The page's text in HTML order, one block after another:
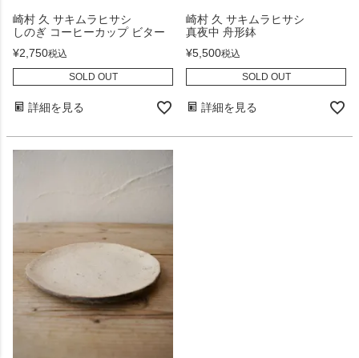
崎村 久 サキムラヒサシ
しのぎ コーヒーカップ ビター
¥2,750税込
SOLD OUT
詳細を見る
崎村 久 サキムラヒサシ
真夜中 舟形鉢
¥5,500税込
SOLD OUT
詳細を見る